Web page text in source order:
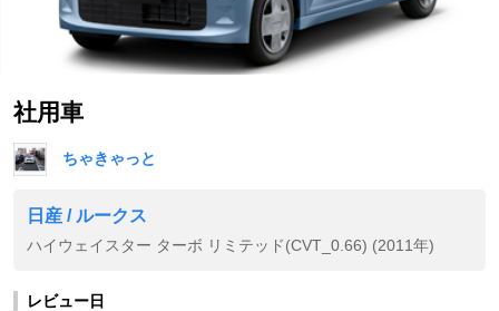
社用車
ちゃきゃっと
日産 / ルークス
ハイウェイスター ターボ リミテッド(CVT_0.66) (2011年)
レビュー日